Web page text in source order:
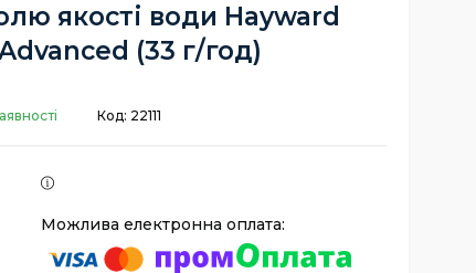
якості води Hayward
(33 г/год)
Код: 22111